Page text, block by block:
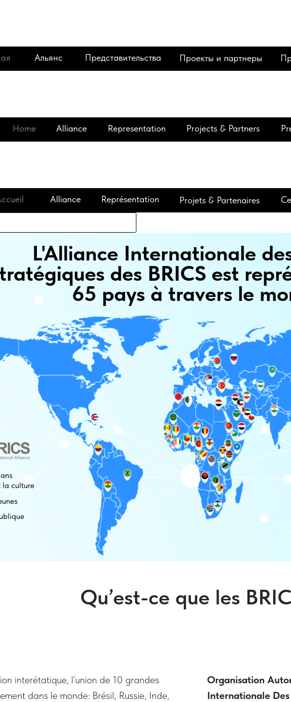
Проекты и партнеры
Альянс Представительства
Home Projects & Partners
Alliance Representation
Représentation
Alliance Projets & Partenaires
L'Alliance Internationale
des BRICS est
65 pays à travers le
la culture
Qu’est-ce que les
interétatique, l’union de 10 grandes
dans le monde: Brésil, Russie, Inde,
Organisation
Internationale Des